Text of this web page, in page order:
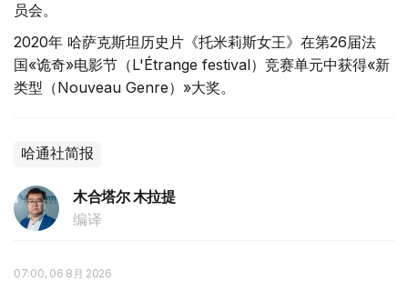
员会。
2020年 哈萨克斯坦历史片《托米莉斯女王》在第26届法
国«诡奇»电影节（L'Étrange festival）竞赛单元中获得«新
类型（Nouveau Genre）»大奖。
哈通社简报
木合塔尔 木拉提
编译
07:00, 06 8月 2026